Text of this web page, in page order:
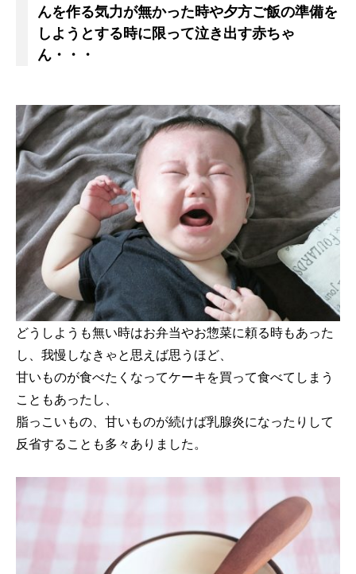
んを作る気力が無かった時や夕方ご飯の準備を
しようとする時に限って泣き出す赤ちゃ
ん・・・
どうしようも無い時はお弁当やお惣菜に頼る時もあった
し、我慢しなきゃと思えば思うほど、
甘いものが食べたくなってケーキを買って食べてしまう
こともあったし、
脂っこいもの、甘いものが続けば乳腺炎になったりして
反省することも多々ありました。